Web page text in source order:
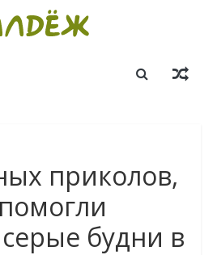
приколов,
будни в